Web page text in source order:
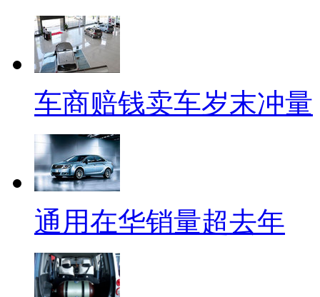
车商赔钱卖车岁末冲量
通用在华销量超去年